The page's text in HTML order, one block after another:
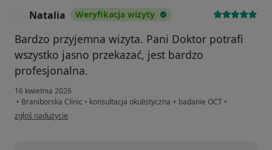
Natalia Weryfikacja wizyty
Bardzo przyjemna wizyta. Pani Doktor potrafi
wszystko jasno przekazać, jest bardzo
profesjonalna.
16 kwietnia 2026
• Braniborska Clinic • konsultacja okulistyczna + badanie OCT •
w opinii użytkownika Natalia
zgłoś nadużycie